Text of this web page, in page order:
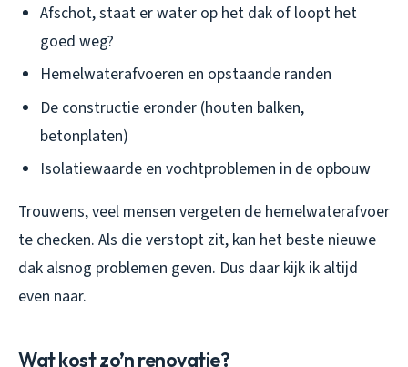
Afschot, staat er water op het dak of loopt het
goed weg?
Hemelwaterafvoeren en opstaande randen
De constructie eronder (houten balken,
betonplaten)
Isolatiewaarde en vochtproblemen in de opbouw
Trouwens, veel mensen vergeten de hemelwaterafvoer
te checken. Als die verstopt zit, kan het beste nieuwe
dak alsnog problemen geven. Dus daar kijk ik altijd
even naar.
Wat kost zo’n renovatie?